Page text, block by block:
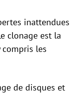
inattendues
clonage est la
les
de disques et